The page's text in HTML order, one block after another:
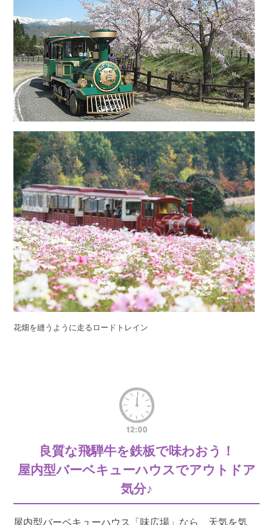
花畑を縫うように走るロードトレイン
良質な飛騨牛を鉄板で味わおう！
屋内型バーベキューハウスでアウトドア
気分♪
屋内型バーベキューハウス「味広場」なら、天気を気